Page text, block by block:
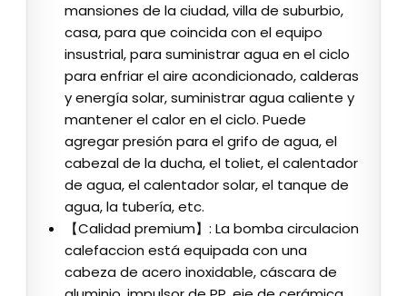
mansiones de la ciudad, villa de suburbio,
casa, para que coincida con el equipo
insustrial, para suministrar agua en el ciclo
para enfriar el aire acondicionado, calderas
y energía solar, suministrar agua caliente y
mantener el calor en el ciclo. Puede
agregar presión para el grifo de agua, el
cabezal de la ducha, el toliet, el calentador
de agua, el calentador solar, el tanque de
agua, la tubería, etc.
【Calidad premium】: La bomba circulacion
calefaccion está equipada con una
cabeza de acero inoxidable, cáscara de